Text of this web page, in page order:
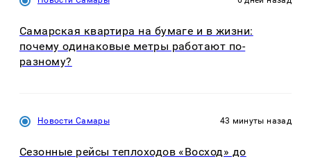
Самарская квартира на бумаге и в жизни:
почему одинаковые метры работают по-
разному?
Новости Самары 43 минуты назад
Сезонные рейсы теплоходов «Восход» до